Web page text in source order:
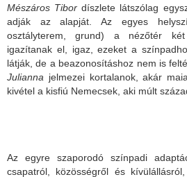
Mészáros Tibor díszlete látszólag
adják az alapját. Az egyes
osztályterem, grund) a nézőtér
igazítanak el, igaz, ezeket a
látják, de a beazonosításhoz nem is
Julianna jelmezei kortalanok, akár
kivétel a kisfiú Nemecsek, aki múlt
Az egyre szaporodó színpadi
csapatról, közösségről és